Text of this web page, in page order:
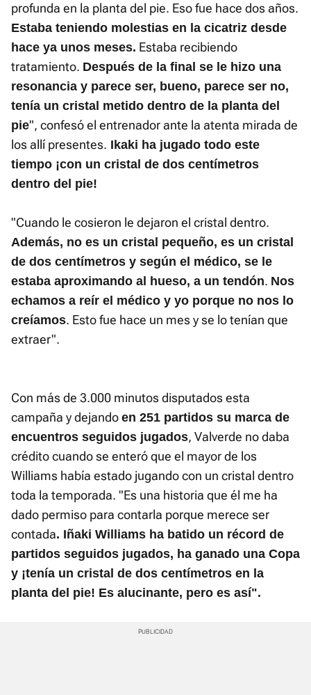
profunda en la planta del pie. Eso fue hace dos años.
Estaba teniendo molestias en la cicatriz desde
hace ya unos meses. Estaba recibiendo
tratamiento. Después de la final se le hizo una
resonancia y parece ser, bueno, parece ser no,
tenía un cristal metido dentro de la planta del
pie", confesó el entrenador ante la atenta mirada de
los allí presentes. Ikaki ha jugado todo este
tiempo ¡con un cristal de dos centímetros
dentro del pie!
"Cuando le cosieron le dejaron el cristal dentro.
Además, no es un cristal pequeño, es un cristal
de dos centímetros y según el médico, se le
estaba aproximando al hueso, a un tendón. Nos
echamos a reír el médico y yo porque no nos lo
creíamos. Esto fue hace un mes y se lo tenían que
extraer".
Con más de 3.000 minutos disputados esta
campaña y dejando en 251 partidos su marca de
encuentros seguidos jugados, Valverde no daba
crédito cuando se enteró que el mayor de los
Williams había estado jugando con un cristal dentro
toda la temporada. "Es una historia que él me ha
dado permiso para contarla porque merece ser
contada. Iñaki Williams ha batido un récord de
partidos seguidos jugados, ha ganado una Copa
y ¡tenía un cristal de dos centímetros en la
planta del pie! Es alucinante, pero es así".